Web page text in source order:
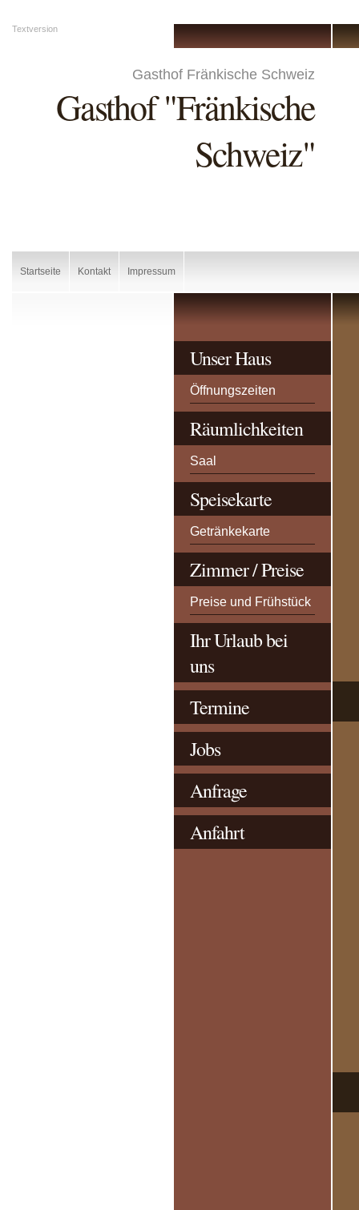
Textversion
Gasthof Fränkische Schweiz
Gasthof "Fränkische
Schweiz"
Startseite Kontakt Impressum
Unser Haus
Öffnungszeiten
Räumlichkeiten
Saal
Speisekarte
Getränkekarte
Zimmer / Preise
Preise und Frühstück
Ihr Urlaub bei
uns
Termine
Jobs
Anfrage
Anfahrt